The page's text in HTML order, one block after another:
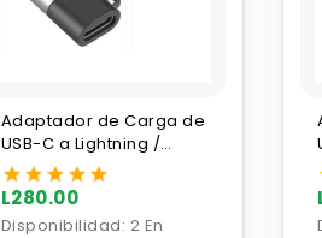
Adaptador de Carga de
USB-C a Lightning /
Lightning a USB-C
L280.00
Disponibilidad: 2 En